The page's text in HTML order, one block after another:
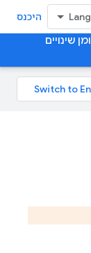
היכנס
שינויים